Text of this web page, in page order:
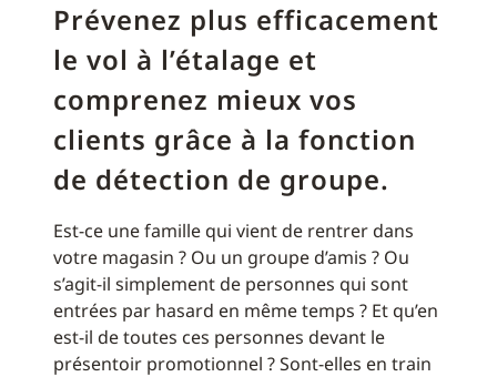
Prévenez plus efficacement
le vol à l’étalage et
comprenez mieux vos
clients grâce à la fonction
de détection de groupe.
Est-ce une famille qui vient de rentrer dans
votre magasin ? Ou un groupe d’amis ? Ou
s’agit-il simplement de personnes qui sont
entrées par hasard en même temps ? Et qu’en
est-il de toutes ces personnes devant le
présentoir promotionnel ? Sont-elles en train